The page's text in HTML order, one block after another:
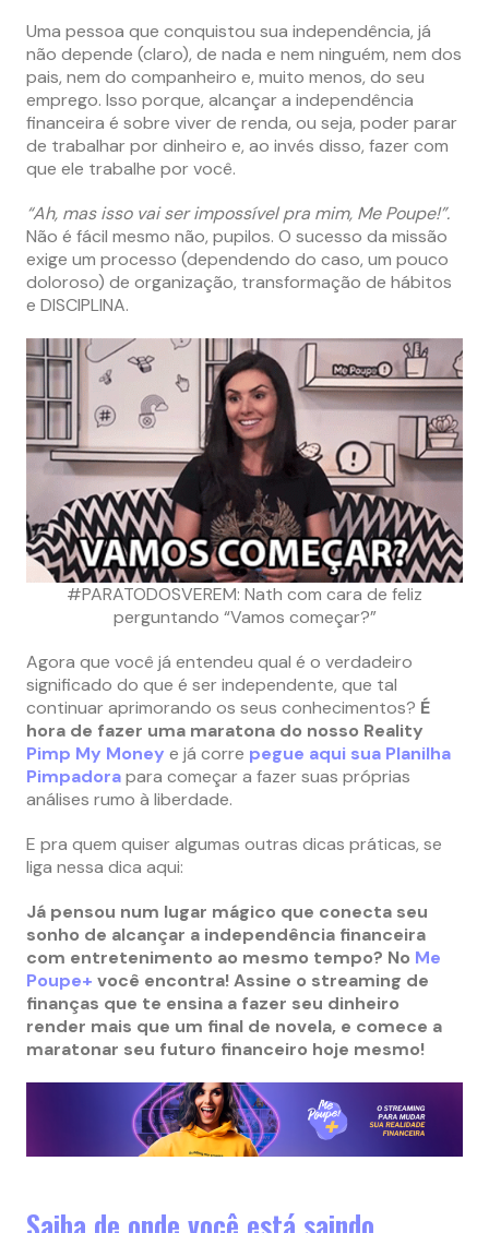
Uma pessoa que conquistou sua independência, já
não depende (claro), de nada e nem ninguém, nem dos
pais, nem do companheiro e, muito menos, do seu
emprego. Isso porque, alcançar a independência
financeira é sobre viver de renda, ou seja, poder parar
de trabalhar por dinheiro e, ao invés disso, fazer com
que ele trabalhe por você.
“Ah, mas isso vai ser impossível pra mim, Me Poupe!”.
Não é fácil mesmo não, pupilos. O sucesso da missão
exige um processo (dependendo do caso, um pouco
doloroso) de organização, transformação de hábitos
e DISCIPLINA.
#PARATODOSVEREM: Nath com cara de feliz
perguntando “Vamos começar?”
Agora que você já entendeu qual é o verdadeiro
significado do que é ser independente, que tal
continuar aprimorando os seus conhecimentos? É
hora de fazer uma maratona do nosso Reality
Pimp My Money e já corre pegue aqui sua Planilha
Pimpadorapara começar a fazer suas próprias
análises rumo à liberdade.
E pra quem quiser algumas outras dicas práticas, se
liga nessa dica aqui:
Já pensou num lugar mágico que conecta seu
sonho de alcançar a independência financeira
com entretenimento ao mesmo tempo? No Me
Poupe+ você encontra! Assine o streaming de
finanças que te ensina a fazer seu dinheiro
render mais que um final de novela, e comece a
maratonar seu futuro financeiro hoje mesmo!